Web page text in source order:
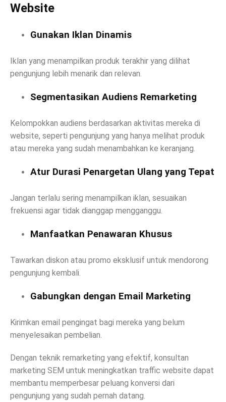
Website
Gunakan Iklan Dinamis
Iklan yang menampilkan produk terakhir yang dilihat
pengunjung lebih menarik dan relevan.
Segmentasikan Audiens Remarketing
Kelompokkan audiens berdasarkan aktivitas mereka di
website, seperti pengunjung yang hanya melihat produk
atau mereka yang sudah menambahkan ke keranjang.
Atur Durasi Penargetan Ulang yang Tepat
Jangan terlalu sering menampilkan iklan, sesuaikan
frekuensi agar tidak dianggap mengganggu.
Manfaatkan Penawaran Khusus
Tawarkan diskon atau promo eksklusif untuk mendorong
pengunjung kembali.
Gabungkan dengan Email Marketing
Kirimkan email pengingat bagi mereka yang belum
menyelesaikan pembelian.
Dengan teknik remarketing yang efektif, konsultan
marketing SEM untuk meningkatkan traffic website dapat
membantu memperbesar peluang konversi dari
pengunjung yang sudah pernah datang.